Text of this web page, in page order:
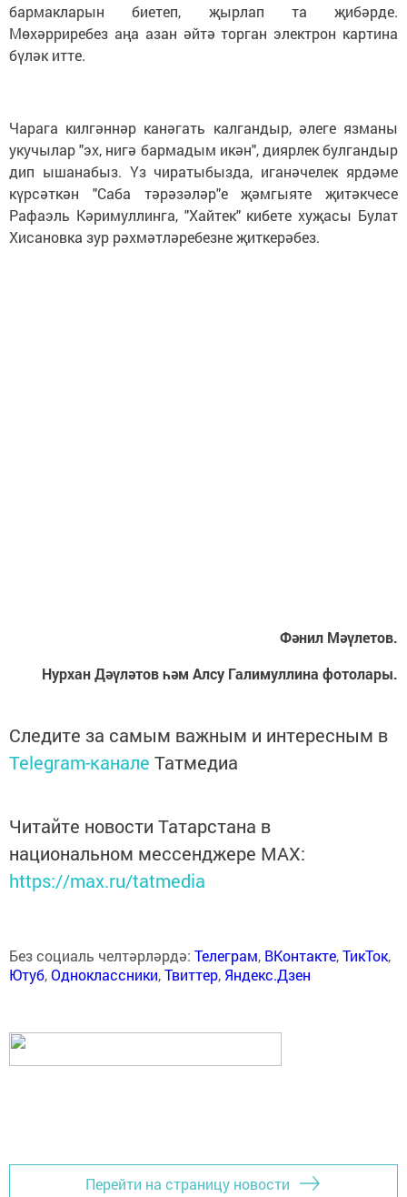
бармакларын биетеп, җырлап та җибәрде.
Мөхәрриребез аңа азан әйтә торган электрон картина
бүләк итте.
Чарага килгәннәр канәгать калгандыр, әлеге язманы
укучылар "эх, нигә бармадым икән", диярлек булгандыр
дип ышанабыз. Үз чиратыбызда, иганәчелек ярдәме
күрсәткән "Саба тәрәзәләр"е җәмгыяте җи­тәкчесе
Рафаэль Кәри­муллинга, "Хайтек" кибете хуҗасы Булат
Хисановка зур рәхмәтләребезне җиткерәбез.
Фәнил Мәүлетов.
Нурхан Дәүләтов һәм Алсу Галимуллина фотолары.
Следите за самым важным и интересным в
Telegram-канале Татмедиа
Читайте новости Татарстана в
национальном мессенджере MАХ:
https://max.ru/tatmedia
Без социаль челтәрләрдә: Телеграм, ВКонтакте,ТикТок,
Ютуб,Одноклассники,Твиттер, Яндекс.Дзен
Перейти на страницу новости